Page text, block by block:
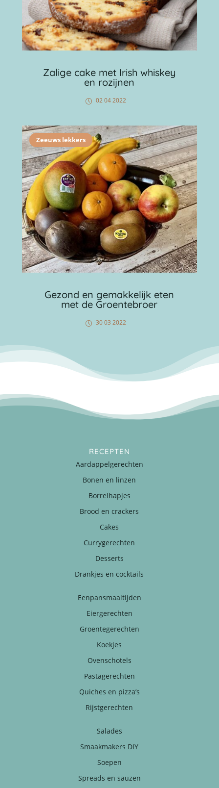
Zalige cake met Irish whiskey
en rozijnen
02 04 2022
Zeeuws lekkers
Gezond en gemakkelijk eten
met de Groentebroer
30 03 2022
RECEPTEN
Aardappelgerechten
Bonen en linzen
Borrelhapjes
Brood en crackers
Cakes
Currygerechten
Desserts
Drankjes en cocktails
Eenpansmaaltijden
Eiergerechten
Groentegerechten
Koekjes
Ovenschotels
Pastagerechten
Quiches en pizza’s
Rijstgerechten
Salades
Smaakmakers DIY
Soepen
Spreads en sauzen